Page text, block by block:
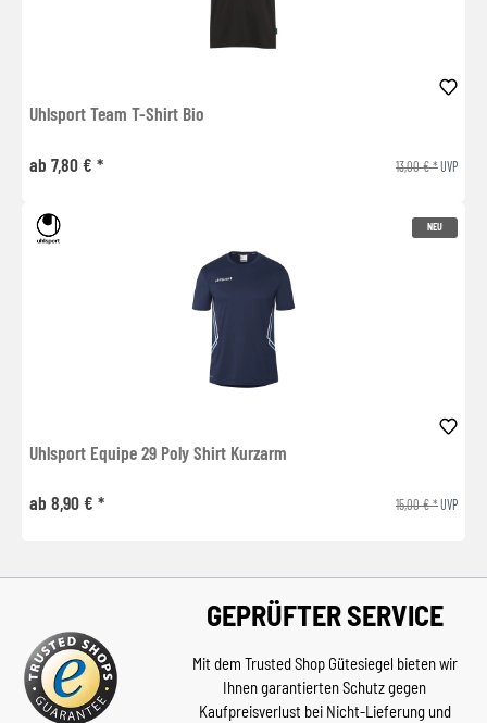
Uhlsport Team T-Shirt Bio
ab 7,80 € * 13,00 € *UVP
NEU
Uhlsport Equipe 29 Poly Shirt Kurzarm
ab 8,90 € * 15,00 € *UVP
GEPRÜFTER SERVICE
Mit dem Trusted Shop Gütesiegel bieten wir
Ihnen garantierten Schutz gegen
Kaufpreisverlust bei Nicht-Lieferung und